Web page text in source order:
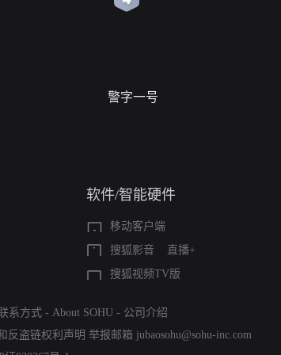
警字一号
软件/智能硬件
移动客户端
搜狐影音
直播+
搜狐视频TV版
系方式 - About SOHU - 公司介绍
反盗链权利声明 举报邮箱 jubaosohu@sohu-inc.com